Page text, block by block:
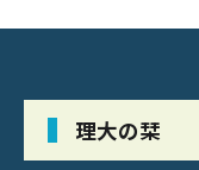
理大の栞